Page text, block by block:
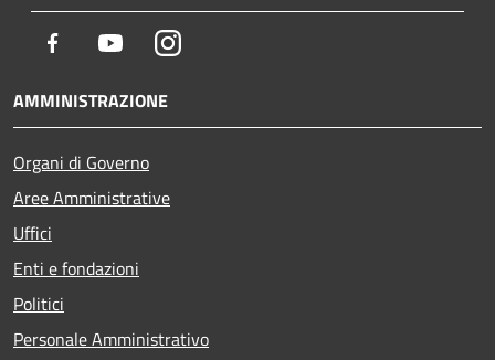
Facebook YoutubeInstagram
AMMINISTRAZIONE
Organi di Governo
Aree Amministrative
Uffici
Enti e fondazioni
Politici
Personale Amministrativo